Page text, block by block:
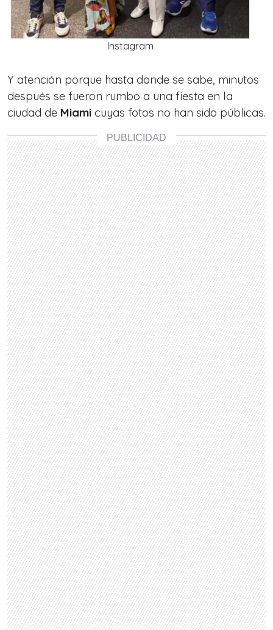
Instagram
Y atención porque hasta donde se sabe, minutos
después se fueron rumbo a una fiesta en la
ciudad de Miami cuyas fotos no han sido públicas.